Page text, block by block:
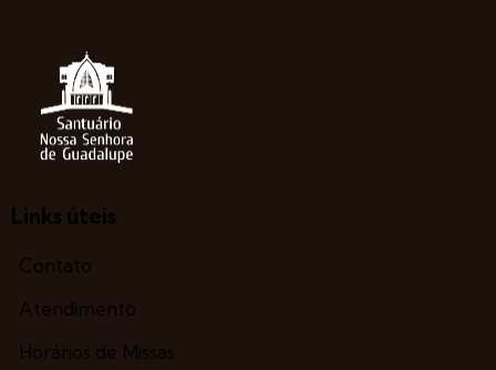
Links úteis
Contato
Atendimento
Horários de Missas